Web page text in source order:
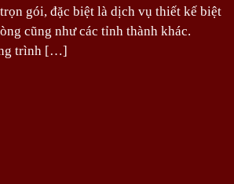
gói, đặc biệt là dịch vụ thiết kế biệt
cũng như các tỉnh thành khác.
trình […]